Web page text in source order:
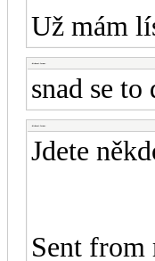
Už mám
-diskusni-forum-
snad se
-diskusni-forum-
Jdete
Sent from